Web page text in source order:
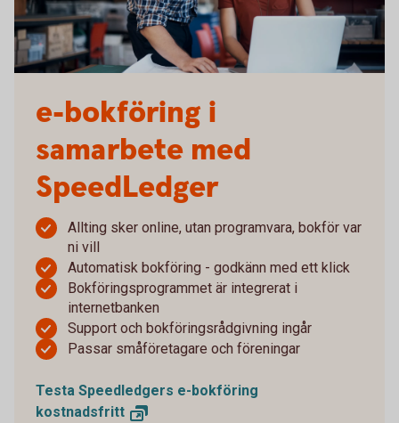
e-bokföring i
samarbete med
SpeedLedger
Allting sker online, utan programvara, bokför var
ni vill
Automatisk bokföring - godkänn med ett klick
Bokföringsprogrammet är integrerat i
internetbanken
Support och bokföringsrådgivning ingår
Passar småföretagare och föreningar
Testa Speedledgers e-bokföring
kostnadsfritt